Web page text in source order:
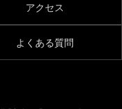
アクセス
よくある質問